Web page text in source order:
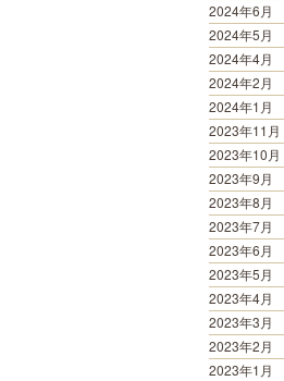
2024年6月
2024年5月
2024年4月
2024年2月
2024年1月
2023年11月
2023年10月
2023年9月
2023年8月
2023年7月
2023年6月
2023年5月
2023年4月
2023年3月
2023年2月
2023年1月